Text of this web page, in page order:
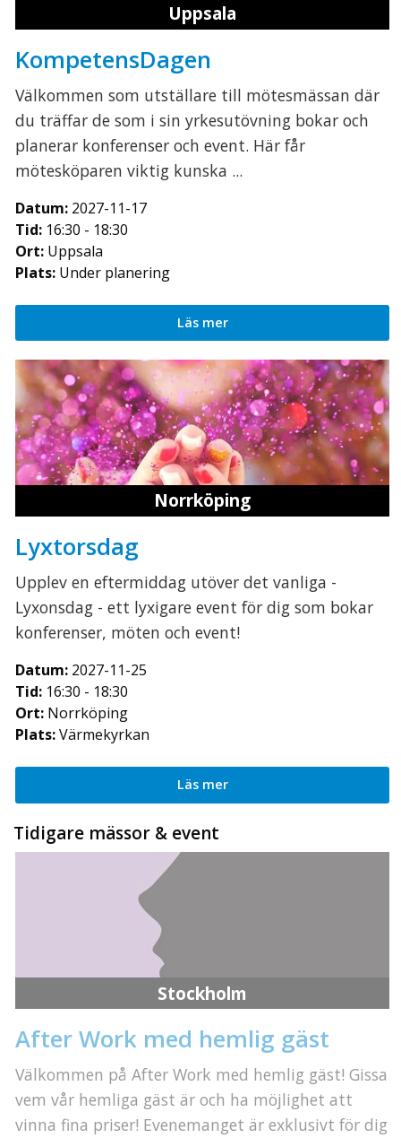
Uppsala
KompetensDagen
Välkommen som utställare till mötesmässan där
du träffar de som i sin yrkesutövning bokar och
planerar konferenser och event. Här får
mötesköparen viktig kunska ...
Datum: 2027-11-17
Tid: 16:30 - 18:30
Ort: Uppsala
Plats: Under planering
Läs mer
Norrköping
Lyxtorsdag
Upplev en eftermiddag utöver det vanliga -
Lyxonsdag - ett lyxigare event för dig som bokar
konferenser, möten och event!
Datum: 2027-11-25
Tid: 16:30 - 18:30
Ort: Norrköping
Plats:Värmekyrkan
Läs mer
Tidigare mässor & event
Stockholm
After Work med hemlig gäst
Välkommen på After Work med hemlig gäst! Gissa
vem vår hemliga gäst är och ha möjlighet att
vinna fina priser! Evenemanget är exklusivt för dig